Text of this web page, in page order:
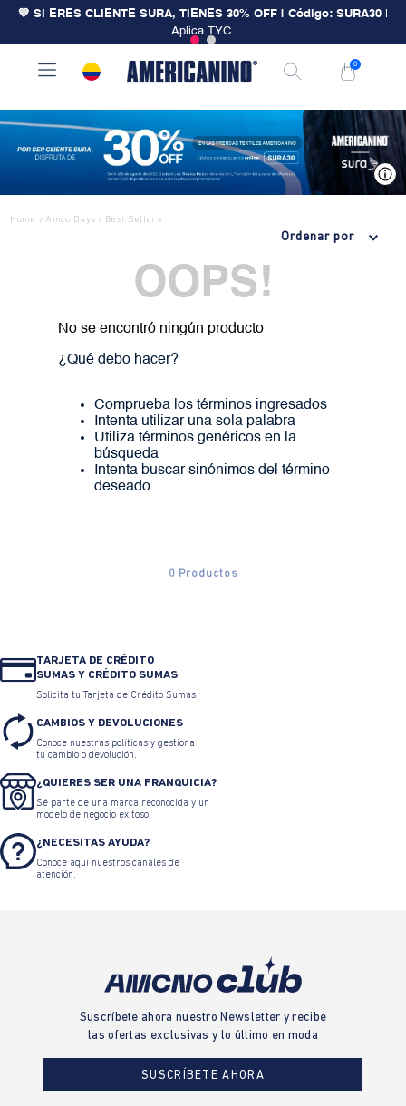
💙 SI ERES CLIENTE SURA, TIENES 30% OFF | Código: SURA30
Aplica TYC.
0
Home / Amco Days / Best Sellers
Ordenar por
OOPS!
No se encontró ningún producto
¿Qué debo hacer?
Comprueba los términos ingresados
Intenta utilizar una sola palabra
Utiliza términos genéricos en la
búsqueda
Intenta buscar sinónimos del término
deseado
0 Productos
TARJETA DE CRÉDITO
SUMAS Y CRÉDITO SUMAS
Solicita tu Tarjeta de Crédito Sumas
CAMBIOS Y DEVOLUCIONES
Conoce nuestras políticas y gestiona
tu cambio o devolución.
¿QUIERES SER UNA FRANQUICIA?
Sé parte de una marca reconocida y un
modelo de negocio exitoso.
¿NECESITAS AYUDA?
Conoce aquí nuestros canales de
atención.
Suscríbete ahora nuestro Newsletter y recibe
las ofertas exclusivas y lo último en moda
SUSCRÍBETE AHORA